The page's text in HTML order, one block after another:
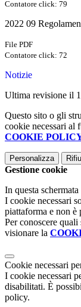
Contatore click: 79
2022 09
File PDF
Contatore click: 72
Notizie
Ultima revisione il
Questo sito o gli
cookie necessari al
COOKIE
Personalizza
Gestione cookie
In questa
I cookie necessari
piattaforma e non è
Per conoscere
visionare la
Cookie necessari
I cookie necessari
disabilitati. È
policy.